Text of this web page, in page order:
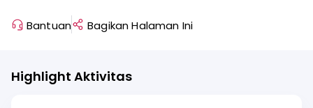
Bantuan Bagikan Halaman Ini
Highlight Aktivitas